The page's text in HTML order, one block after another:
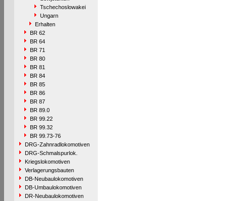
Tschechoslowakei
Ungarn
Erhalten
BR 62
BR 64
BR 71
BR 80
BR 81
BR 84
BR 85
BR 86
BR 87
BR 89.0
BR 99.22
BR 99.32
BR 99.73-76
DRG-Zahnradlokomotiven
DRG-Schmalspurlok.
Kriegslokomotiven
Verlagerungsbauten
DB-Neubaulokomotiven
DB-Umbaulokomotiven
DR-Neubaulokomotiven